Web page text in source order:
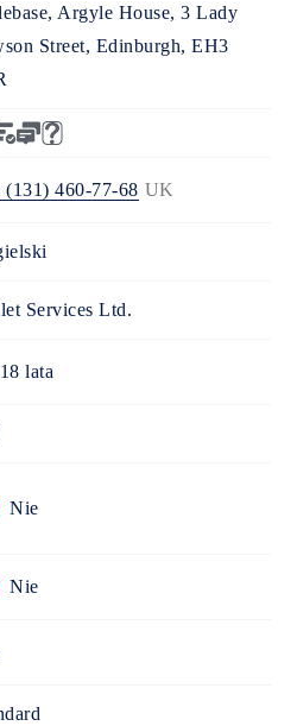
Argyle House, 3 Lady
Street, Edinburgh, EH3
(131) 460-77-68 UK
Services Ltd.
18 lata
Nie
Nie